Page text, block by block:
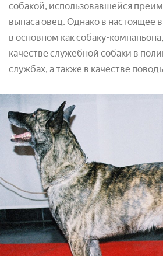
собакой, использовавшейся
выпаса овец. Однако в настоящее
в основном как собаку-
качестве служебной собаки в
службах, а также в качестве